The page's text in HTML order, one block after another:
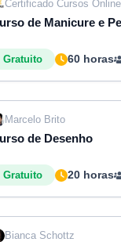
Certificado Cursos Online
de Manicure e
60 horas
Gratuito
Marcelo Brito
de Desenho
20 horas
Gratuito
Bianca Schottz